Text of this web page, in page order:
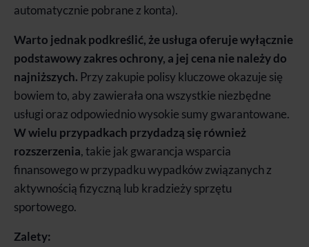
automatycznie pobrane z konta).
Warto jednak podkreślić, że usługa oferuje wyłącznie
podstawowy zakres ochrony, a jej cena nie należy do
najniższych. Przy zakupie polisy kluczowe okazuje się
bowiem to, aby zawierała ona wszystkie niezbędne
usługi oraz odpowiednio wysokie sumy gwarantowane.
W wielu przypadkach przydadzą się również
rozszerzenia, takie jak gwarancja wsparcia
finansowego w przypadku wypadków związanych z
aktywnością fizyczną lub kradzieży sprzętu
sportowego.
Zalety: